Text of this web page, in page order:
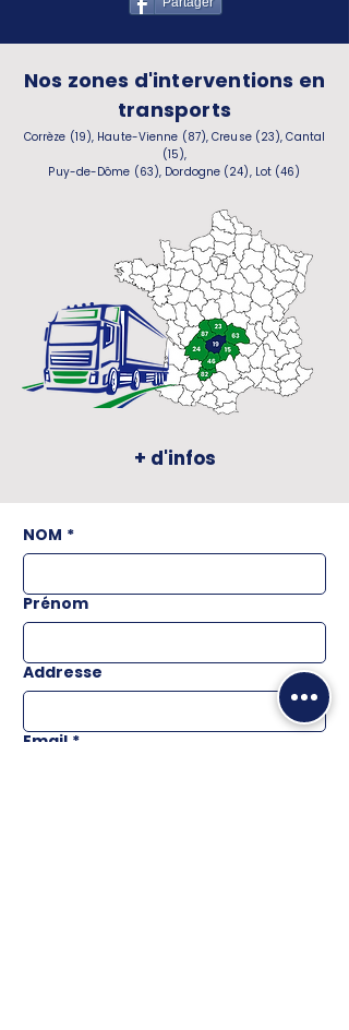
Nos zones d'interventions en
transports
Corrèze (19), Haute-Vienne (87), Creuse (23), Cantal
(15),
Puy-de-Dôme (63), Dordogne (24), Lot (46)
+ d'infos
NOM *
Prénom
Addresse
Email *